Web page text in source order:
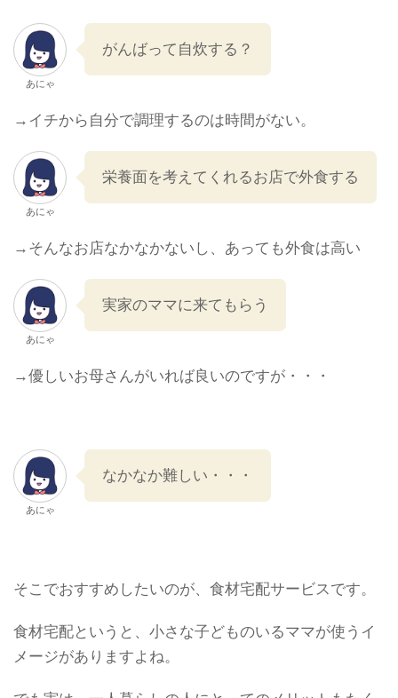
あにゃ
がんばって自炊する？
→イチから自分で調理するのは時間がない。
あにゃ
栄養面を考えてくれるお店で外食する
→そんなお店なかなかないし、あっても外食は高い
あにゃ
実家のママに来てもらう
→優しいお母さんがいれば良いのですが・・・
あにゃ
なかなか難しい・・・
そこでおすすめしたいのが、食材宅配サービスです。
食材宅配というと、小さな子どものいるママが使うイ
メージがありますよね。